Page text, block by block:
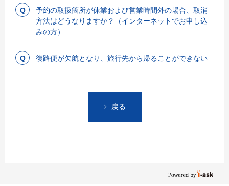
予約の取扱箇所が休業および営業時間外の場合、取消
方法はどうなりますか？（インターネットでお申し込
みの方）
復路便が欠航となり、旅行先から帰ることができない
戻る